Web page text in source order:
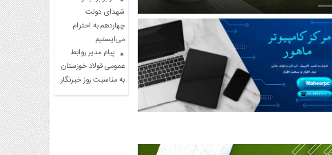
شهدای دولت
چهاردهم به احترام
می‌ایستیم
پیام مدیر روابط
عمومی فولاد خوزستان
به مناسبت روز خبرنگار